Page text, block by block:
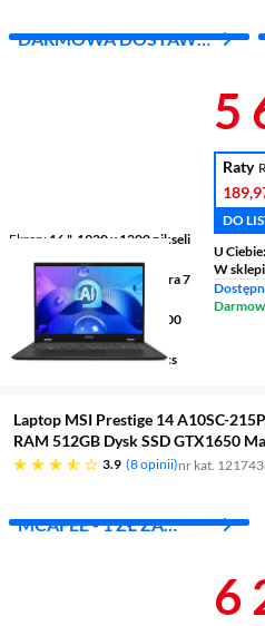
DARMOWA DOSTAWA
Ekran 16 ", 1920 x 1200 pikseli
Procesor
Intel® Core™ Ultra 7
14gen 165H
Pamięć 16 GB LPDDR5 6400
Mhz RAM
Grafika Intel® Arc Graphics
5
Raty
DO
U Ciebie:
W
Laptop MSI Prestige 14 A10SC-
RAM 512GB Dysk SSD GTX1650
3.9
3.9 gwiazdek 8 opinii nr kat.
MCAFEE - 1 ZŁ ZA
6